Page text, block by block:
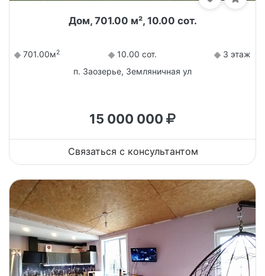
Дом, 701.00 м², 10.00 сот.
701.00м2 10.00 сот.
3 этаж
п. Заозерье, Земляничная ул
15 000 000
Связаться с консультантом